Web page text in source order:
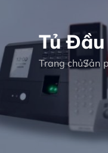
Tủ
Trang chủSản